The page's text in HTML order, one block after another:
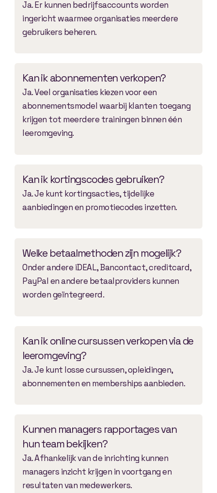
Ja. Er kunnen bedrijfsaccounts worden
ingericht waarmee organisaties meerdere
gebruikers beheren.
Kan ik abonnementen verkopen?
Ja. Veel organisaties kiezen voor een
abonnementsmodel waarbij klanten toegang
krijgen tot meerdere trainingen binnen één
leeromgeving.
Kan ik kortingscodes gebruiken?
Ja. Je kunt kortingsacties, tijdelijke
aanbiedingen en promotiecodes inzetten.
Welke betaalmethoden zijn mogelijk?
Onder andere iDEAL, Bancontact, creditcard,
PayPal en andere betaalproviders kunnen
worden geïntegreerd.
Kan ik online cursussen verkopen via de
leeromgeving?
Ja. Je kunt losse cursussen, opleidingen,
abonnementen en memberships aanbieden.
Kunnen managers rapportages van
hun team bekijken?
Ja. Afhankelijk van de inrichting kunnen
managers inzicht krijgen in voortgang en
resultaten van medewerkers.